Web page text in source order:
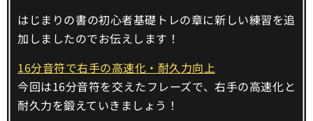
はじまりの書の初心者基礎トレの章に新しい練習を追
加しましたのでお伝えします！
16分音符で右手の高速化・耐久力向上
今回は16分音符を交えたフレーズで、右手の高速化と
耐久力を鍛えていきましょう！